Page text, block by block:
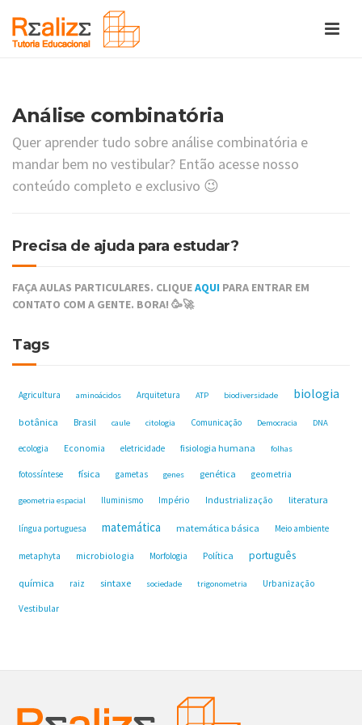
Análise combinatória
Quer aprender tudo sobre análise combinatória e
mandar bem no vestibular? Então acesse nosso
conteúdo completo e exclusivo 😉
Precisa de ajuda para estudar?
FAÇA AULAS PARTICULARES. CLIQUEAQUI PARA ENTRAR EM
CONTATO COM A GENTE. BORA! 🥳🚀
Tags
Agricultura aminoácidos Arquitetura ATP biodiversidade biologia
botânica Brasil caule citologia Comunicação Democracia DNA
ecologia Economia eletricidade fisiologia humana folhas
fotossíntese física gametas genes genética geometria
geometria espacial Iluminismo Império Industrialização literatura
língua portuguesa matemática matemática básica Meio ambiente
metaphyta microbiologia Morfologia Política português
química raiz sintaxe sociedade trigonometria Urbanização
Vestibular